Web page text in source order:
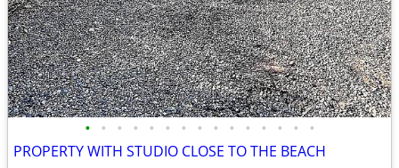
• • • • • • • • • • • • • • •
PROPERTY WITH STUDIO CLOSE TO THE BEACH